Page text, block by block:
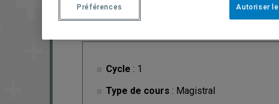
Cycle : 1
Type de cours : Magistral
Autoriser
Préférences